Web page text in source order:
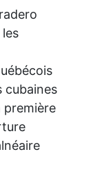
cubaines
première